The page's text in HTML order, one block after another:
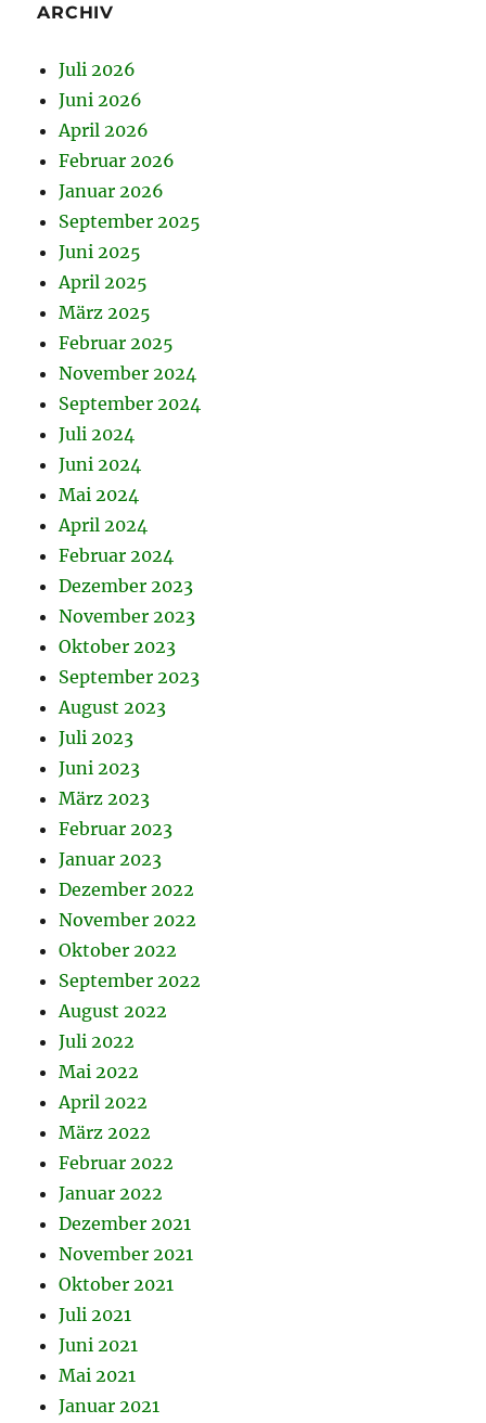
ARCHIV
Juli 2026
Juni 2026
April 2026
Februar 2026
Januar 2026
September 2025
Juni 2025
April 2025
März 2025
Februar 2025
November 2024
September 2024
Juli 2024
Juni 2024
Mai 2024
April 2024
Februar 2024
Dezember 2023
November 2023
Oktober 2023
September 2023
August 2023
Juli 2023
Juni 2023
März 2023
Februar 2023
Januar 2023
Dezember 2022
November 2022
Oktober 2022
September 2022
August 2022
Juli 2022
Mai 2022
April 2022
März 2022
Februar 2022
Januar 2022
Dezember 2021
November 2021
Oktober 2021
Juli 2021
Juni 2021
Mai 2021
Januar 2021